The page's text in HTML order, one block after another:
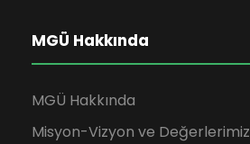
MGÜ Hakkında
MGÜ Hakkında
Misyon-Vizyon ve Değerlerimiz